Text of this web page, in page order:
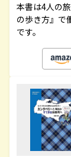
本書は4人の
の歩き方』で
です。